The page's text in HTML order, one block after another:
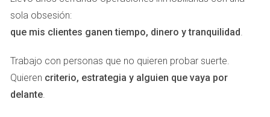
Este enfoque conecta de manera perfecta con el modelo
deeXp Realty, que ha revolucionado la industria con un
atraen a otros agentes, y todos se benefician de forma
compartida. No es un fichaje forzado, es un flujo natural de
atracción y recomendación.
sola obsesión:
que mis clientes ganen tiempo, dinero y tranquilidad.
Trabajo con personas que no quieren probar suerte.
Quieren criterio, estrategia y alguien que vaya por
delante.